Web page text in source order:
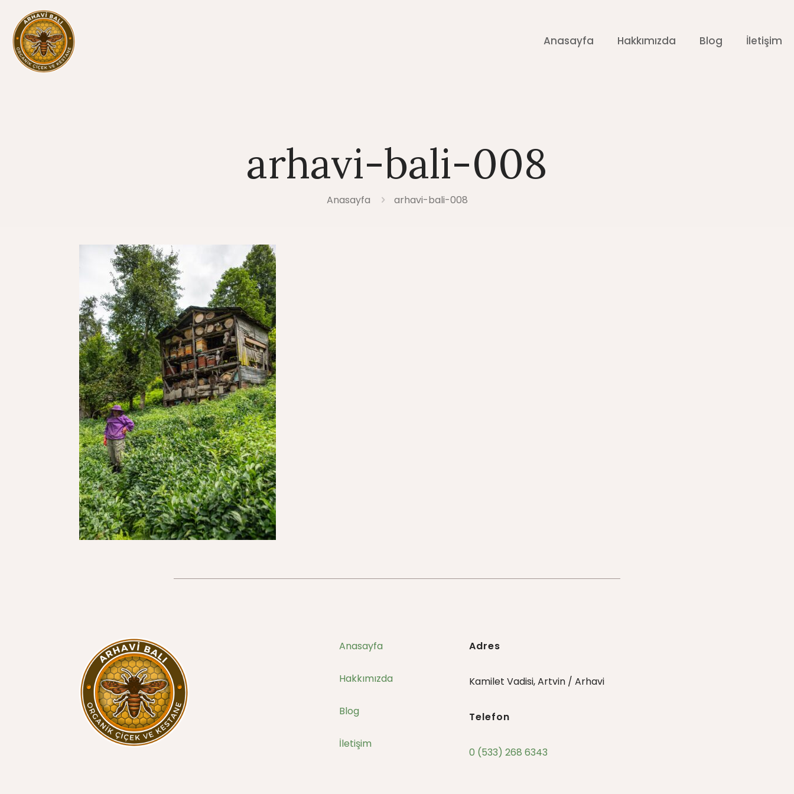
Anasayfa Hakkımızda Blog İletişim
arhavi-bali-008
Anasayfa arhavi-bali-008
Anasayfa
Hakkımızda
Blog
İletişim
Adres
Kamilet Vadisi, Artvin / Arhavi
Telefon
0 (533) 268 6343